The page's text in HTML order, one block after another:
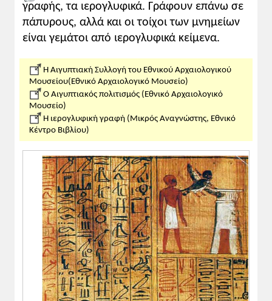
γραφής, τα ιερογλυφικά. Γράφουν επάνω σε
πάπυρους, αλλά και οι τοίχοι των μνημείων
είναι γεμάτοι από ιερογλυφικά κείμενα.
Η Αιγυπτιακή Συλλογή του Εθνικού Αρχαιολογικού
Μουσείου(Εθνικό Αρχαιολογικό Μουσείο)
Ο Αιγυπτιακός πολιτισμός (Εθνικό Αρχαιολογικό
Μουσείο)
Η ιερογλυφική γραφή (Μικρός Αναγνώστης, Εθνικό
Κέντρο Βιβλίου)